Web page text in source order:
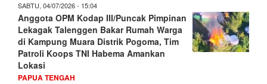
SABTU, 04/07/2026 - 15:04
Anggota OPM Kodap III/Puncak Pimpinan
Lekagak Talenggen Bakar Rumah Warga
di Kampung Muara Distrik Pogoma, Tim
Patroli Koops TNI Habema Amankan
Lokasi
PAPUA TENGAH